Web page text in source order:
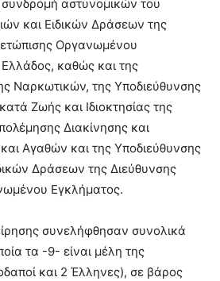
συνδρομή αστυνομικών του
και Ειδικών Δράσεων της
Οργανωμένου
καθώς και της
Ναρκωτικών, της Υποδιεύθυνσης
Ζωής και Ιδιοκτησίας της
Διακίνησης και
Αγαθών και της Υποδιεύθυνσης
Δράσεων της Διεύθυνσης
Εγκλήματος.
συνελήφθησαν συνολικά
τα -9- είναι μέλη της
και 2 Έλληνες), σε βάρος